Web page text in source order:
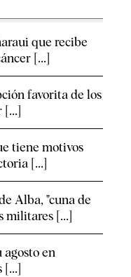
que recibe
[...]
favorita de los
[...]
tiene motivos
[...]
Alba, "cuna de
militares [...]
agosto en
[...]